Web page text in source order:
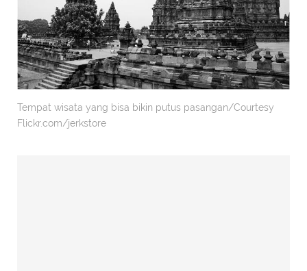
Tempat wisata yang bisa bikin putus pasangan/Courtesy
Flickr.com/jerkstore